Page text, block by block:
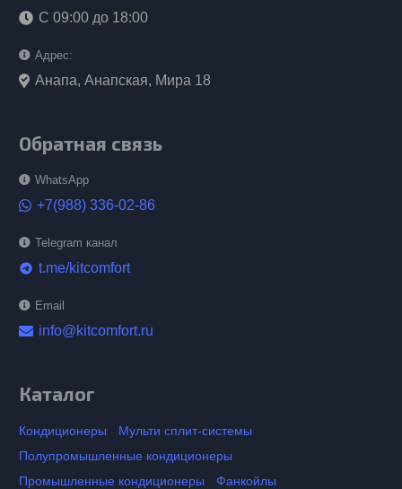
С 09:00 до 18:00
Адрес:
Анапа, Анапская, Мира 18
Обратная связь
WhatsApp
+7(988) 336-02-86
Telegram канал
telegram t.me/kitcomfort
Email
info@kitcomfort.ru
Каталог
Кондиционеры
Мульти сплит-системы
Полупромышленные кондиционеры
Промышленные кондиционеры
Фанкойлы